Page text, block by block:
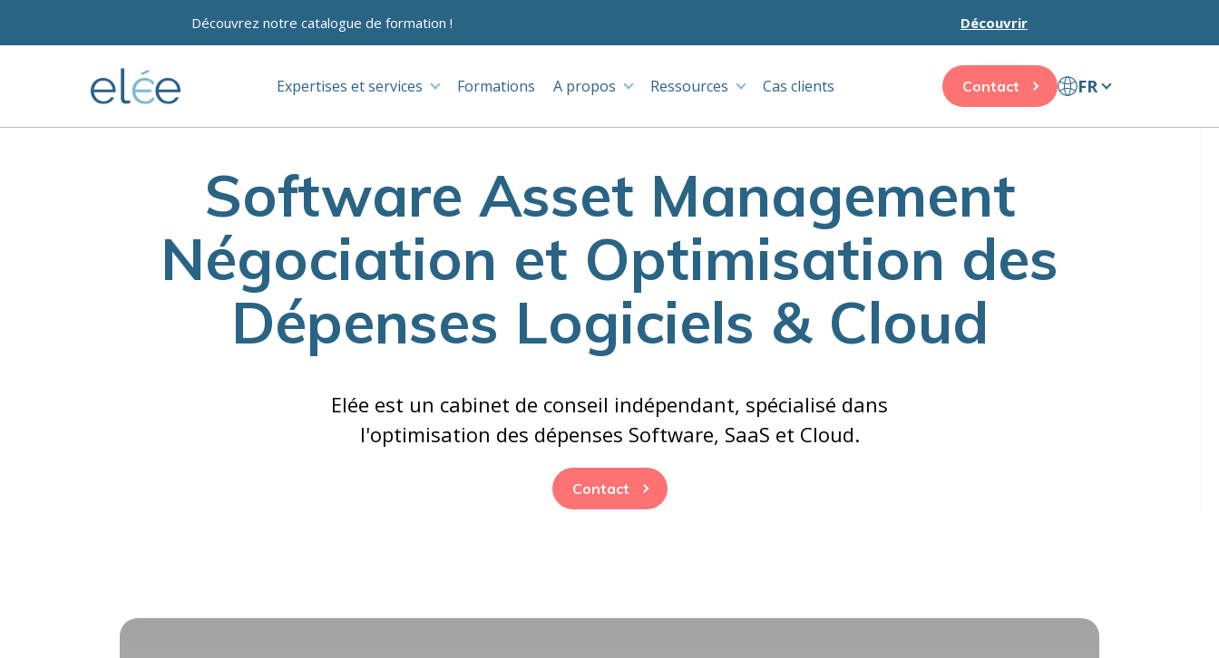
Découvrez notre catalogue de formation ! Découvrir
Expertises et services Formations A propos Ressources Cas clients Contact FR
Software Asset Management
Négociation et Optimisation des
Dépenses Logiciels & Cloud
Elée est un cabinet de conseil indépendant, spécialisé dans
l'optimisation des dépenses Software, SaaS et Cloud.
Contact